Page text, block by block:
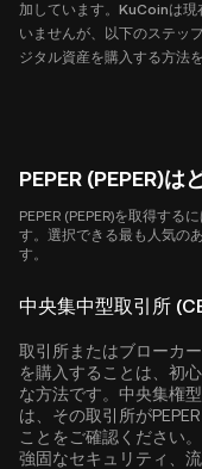
加しています。KuCoinは現
いませんが、以下のステッ
ジタル資産を購入する方法
PEPER (PEPER)
PEPER (PEPER)を取得する
す。選択できる最も人気の
す。
中央集中型取引所
取引所またはブローカー
を購入することは、初
な方法です。中央集権
は、その取引所が
ことをご確認ください
強固なセキュリティ、